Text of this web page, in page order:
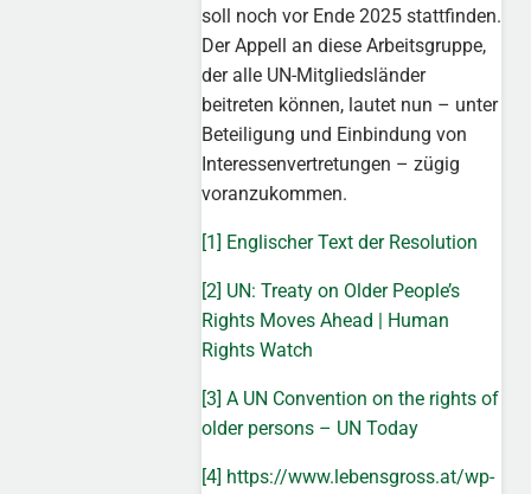
soll noch vor Ende 2025 stattfinden.
Der Appell an diese Arbeitsgruppe,
der alle UN-Mitgliedsländer
beitreten können, lautet nun – unter
Beteiligung und Einbindung von
Interessenvertretungen – zügig
voranzukommen.
[1] Englischer Text der Resolution
[2] UN: Treaty on Older People’s
Rights Moves Ahead | Human
Rights Watch
[3] A UN Convention on the rights of
older persons – UN Today
[4] https://www.lebensgross.at/wp-